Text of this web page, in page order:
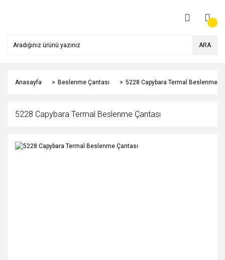
ARA
Anasayfa Beslenme Çantası 5228 Capybara Termal Beslenme
5228 Capybara Termal Beslenme Çantası